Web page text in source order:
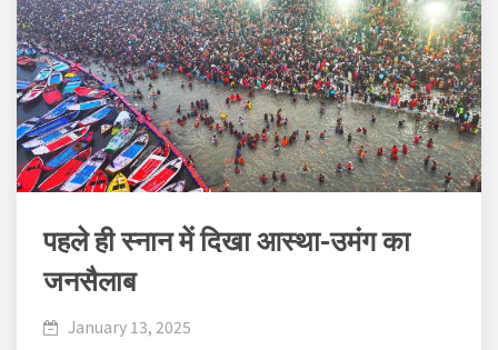
पहले ही स्नान में दिखा आस्था-उमंग का
जनसैलाब
January 13, 2025